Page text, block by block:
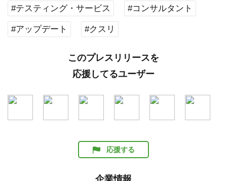
#テスティング・サービス #コンサルタント
#アップデート #クスリ
このプレスリリースを
応援してるユーザー
応援する